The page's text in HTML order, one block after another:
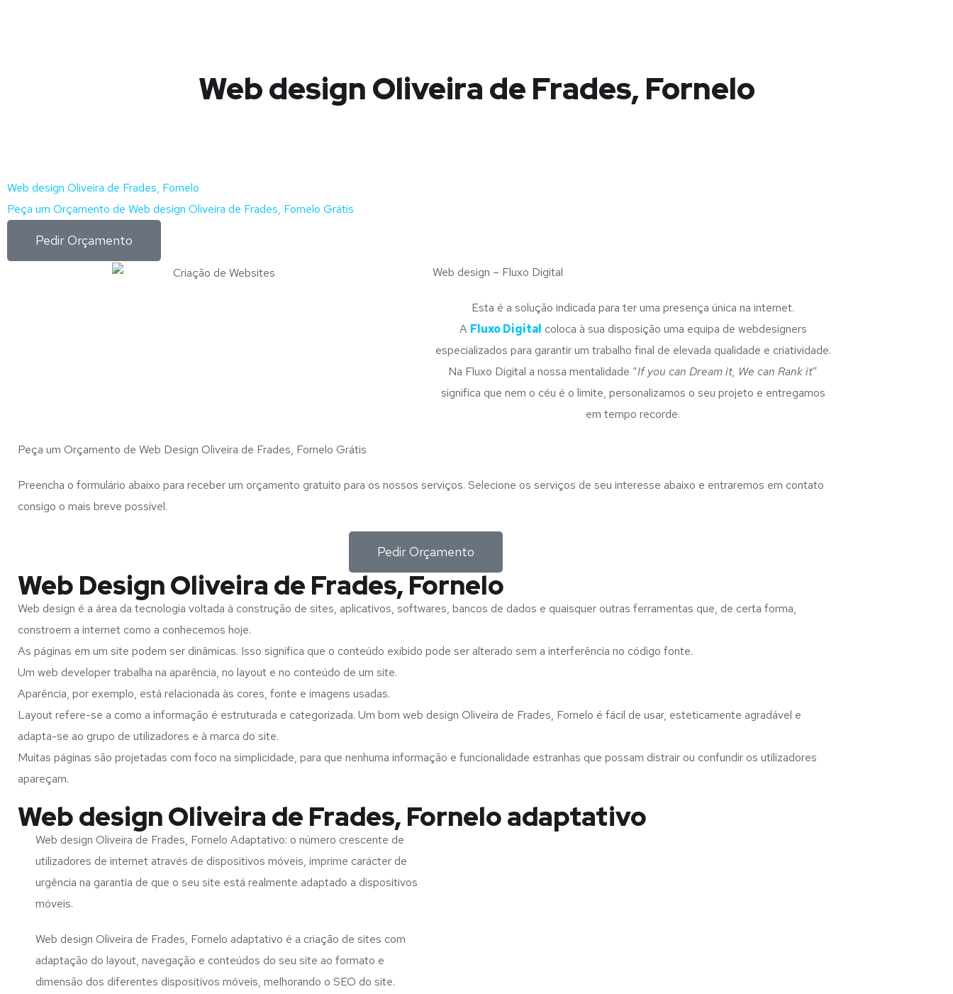
Web design Oliveira de Frades, Fornelo
Web design Oliveira de Frades, Fornelo
Peça um Orçamento de Web design Oliveira de Frades, Fornelo Grátis
Pedir Orçamento
Web design – Fluxo Digital
Esta é a solução indicada para ter uma presença única na internet.
A Fluxo Digital coloca à sua disposição uma equipa de webdesigners
especializados para garantir um trabalho final de elevada qualidade e criatividade.
Na Fluxo Digital a nossa mentalidade “If you can Dream it, We can Rank it”
significa que nem o céu é o limite, personalizamos o seu projeto e entregamos
em tempo recorde.
Peça um Orçamento de Web Design Oliveira de Frades, Fornelo Grátis
Preencha o formulário abaixo para receber um orçamento gratuito para os nossos serviços. Selecione os serviços de seu interesse abaixo e entraremos em contato
consigo o mais breve possível.
Pedir Orçamento
Web Design Oliveira de Frades, Fornelo
Web design é a área da tecnologia voltada à construção de sites, aplicativos, softwares, bancos de dados e quaisquer outras ferramentas que, de certa forma,
constroem a internet como a conhecemos hoje.
As páginas em um site podem ser dinâmicas. Isso significa que o conteúdo exibido pode ser alterado sem a interferência no código fonte.
Um web developer trabalha na aparência, no layout e no conteúdo de um site.
Aparência, por exemplo, está relacionada às cores, fonte e imagens usadas.
Layout refere-se a como a informação é estruturada e categorizada. Um bom web design Oliveira de Frades, Fornelo é fácil de usar, esteticamente agradável e
adapta-se ao grupo de utilizadores e à marca do site.
Muitas páginas são projetadas com foco na simplicidade, para que nenhuma informação e funcionalidade estranhas que possam distrair ou confundir os utilizadores
apareçam.
Web design Oliveira de Frades, Fornelo adaptativo
Web design Oliveira de Frades, Fornelo Adaptativo: o número crescente de
utilizadores de internet através de dispositivos móveis, imprime carácter de
urgência na garantia de que o seu site está realmente adaptado a dispositivos
móveis.
Web design Oliveira de Frades, Fornelo adaptativo é a criação de sites com
adaptação do layout, navegação e conteúdos do seu site ao formato e
dimensão dos diferentes dispositivos móveis, melhorando o SEO do site.